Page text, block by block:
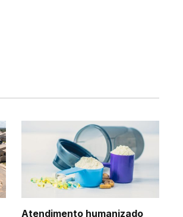
Atendimento humanizado